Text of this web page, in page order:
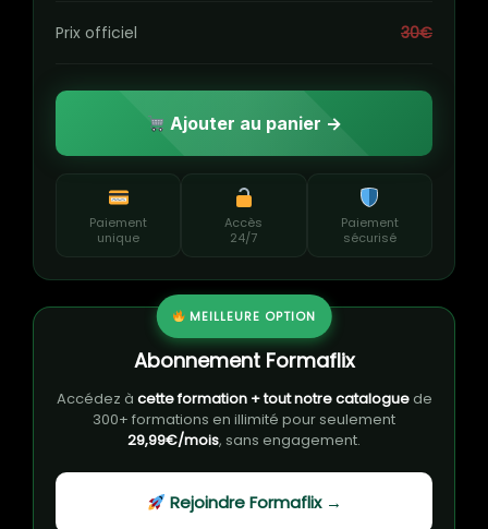
Prix officiel 30€
Ajouter au panier →
Paiement
unique
Accès
24/7
Paiement
sécurisé
MEILLEURE OPTION
Abonnement Formaflix
Accédez à cette formation + tout notre cataloguede
300+ formations en illimité pour seulement
29,99€/mois, sans engagement.
Rejoindre Formaflix →